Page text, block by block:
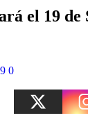
el 19 de
0